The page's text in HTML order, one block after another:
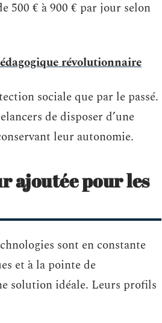
500 € à 900 € par jour selon
révolutionnaire
sociale que par le passé.
de disposer d’une
leur autonomie.
ajoutée pour les
sont en constante
et à la pointe de
solution idéale. Leurs profils